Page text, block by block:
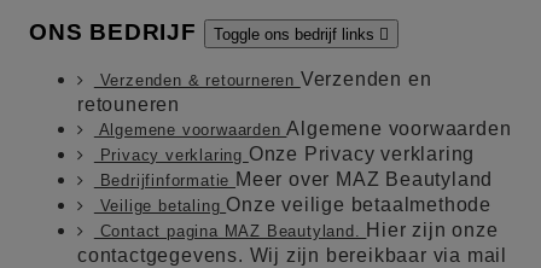
ONS BEDRIJF Toggle ons bedrijf links 
Verzenden & retourneren Verzenden en
retouneren
Algemene voorwaardenAlgemene voorwaarden
Privacy verklaring Onze Privacy verklaring
Bedrijfinformatie Meer over MAZ Beautyland
Veilige betaling Onze veilige betaalmethode
Contact pagina MAZ Beautyland. Hier zijn onze
contactgegevens. Wij zijn bereikbaar via mail